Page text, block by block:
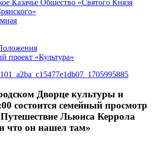
Казачье Общество «Святого Князя
проект «Культура»
Дворце культуры и
состоится семейный просмотр
Льюиса Керрола
что он нашел там»